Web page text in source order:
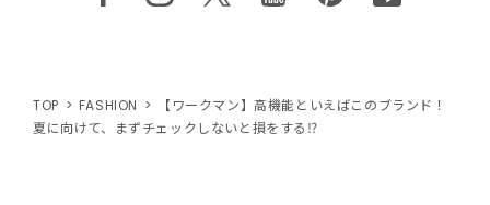
TOP FASHION
【ワークマン】高機能といえばこのブランド！
夏に向けて、まずチェックしないと損をする⁉